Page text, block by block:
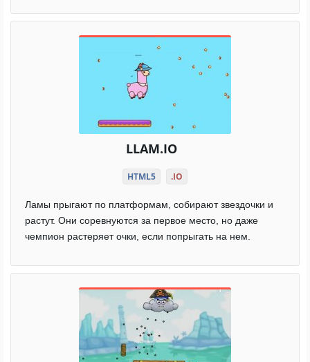
LLAM.IO
HTML5 .IO
Ламы прыгают по платформам, собирают звездочки и
растут. Они соревнуются за первое место, но даже
чемпион растеряет очки, если попрыгать на нем.